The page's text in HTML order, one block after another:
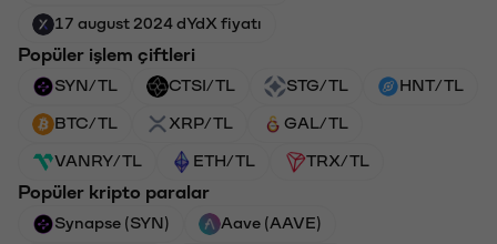
17 august 2024 dYdX fiyatı
Popüler işlem çiftleri
SYN/TL CTSI/TL STG/TL HNT/TL
BTC/TL XRP/TL GAL/TL
VANRY/TL ETH/TL TRX/TL
Popüler kripto paralar
Synapse (SYN) Aave (AAVE)